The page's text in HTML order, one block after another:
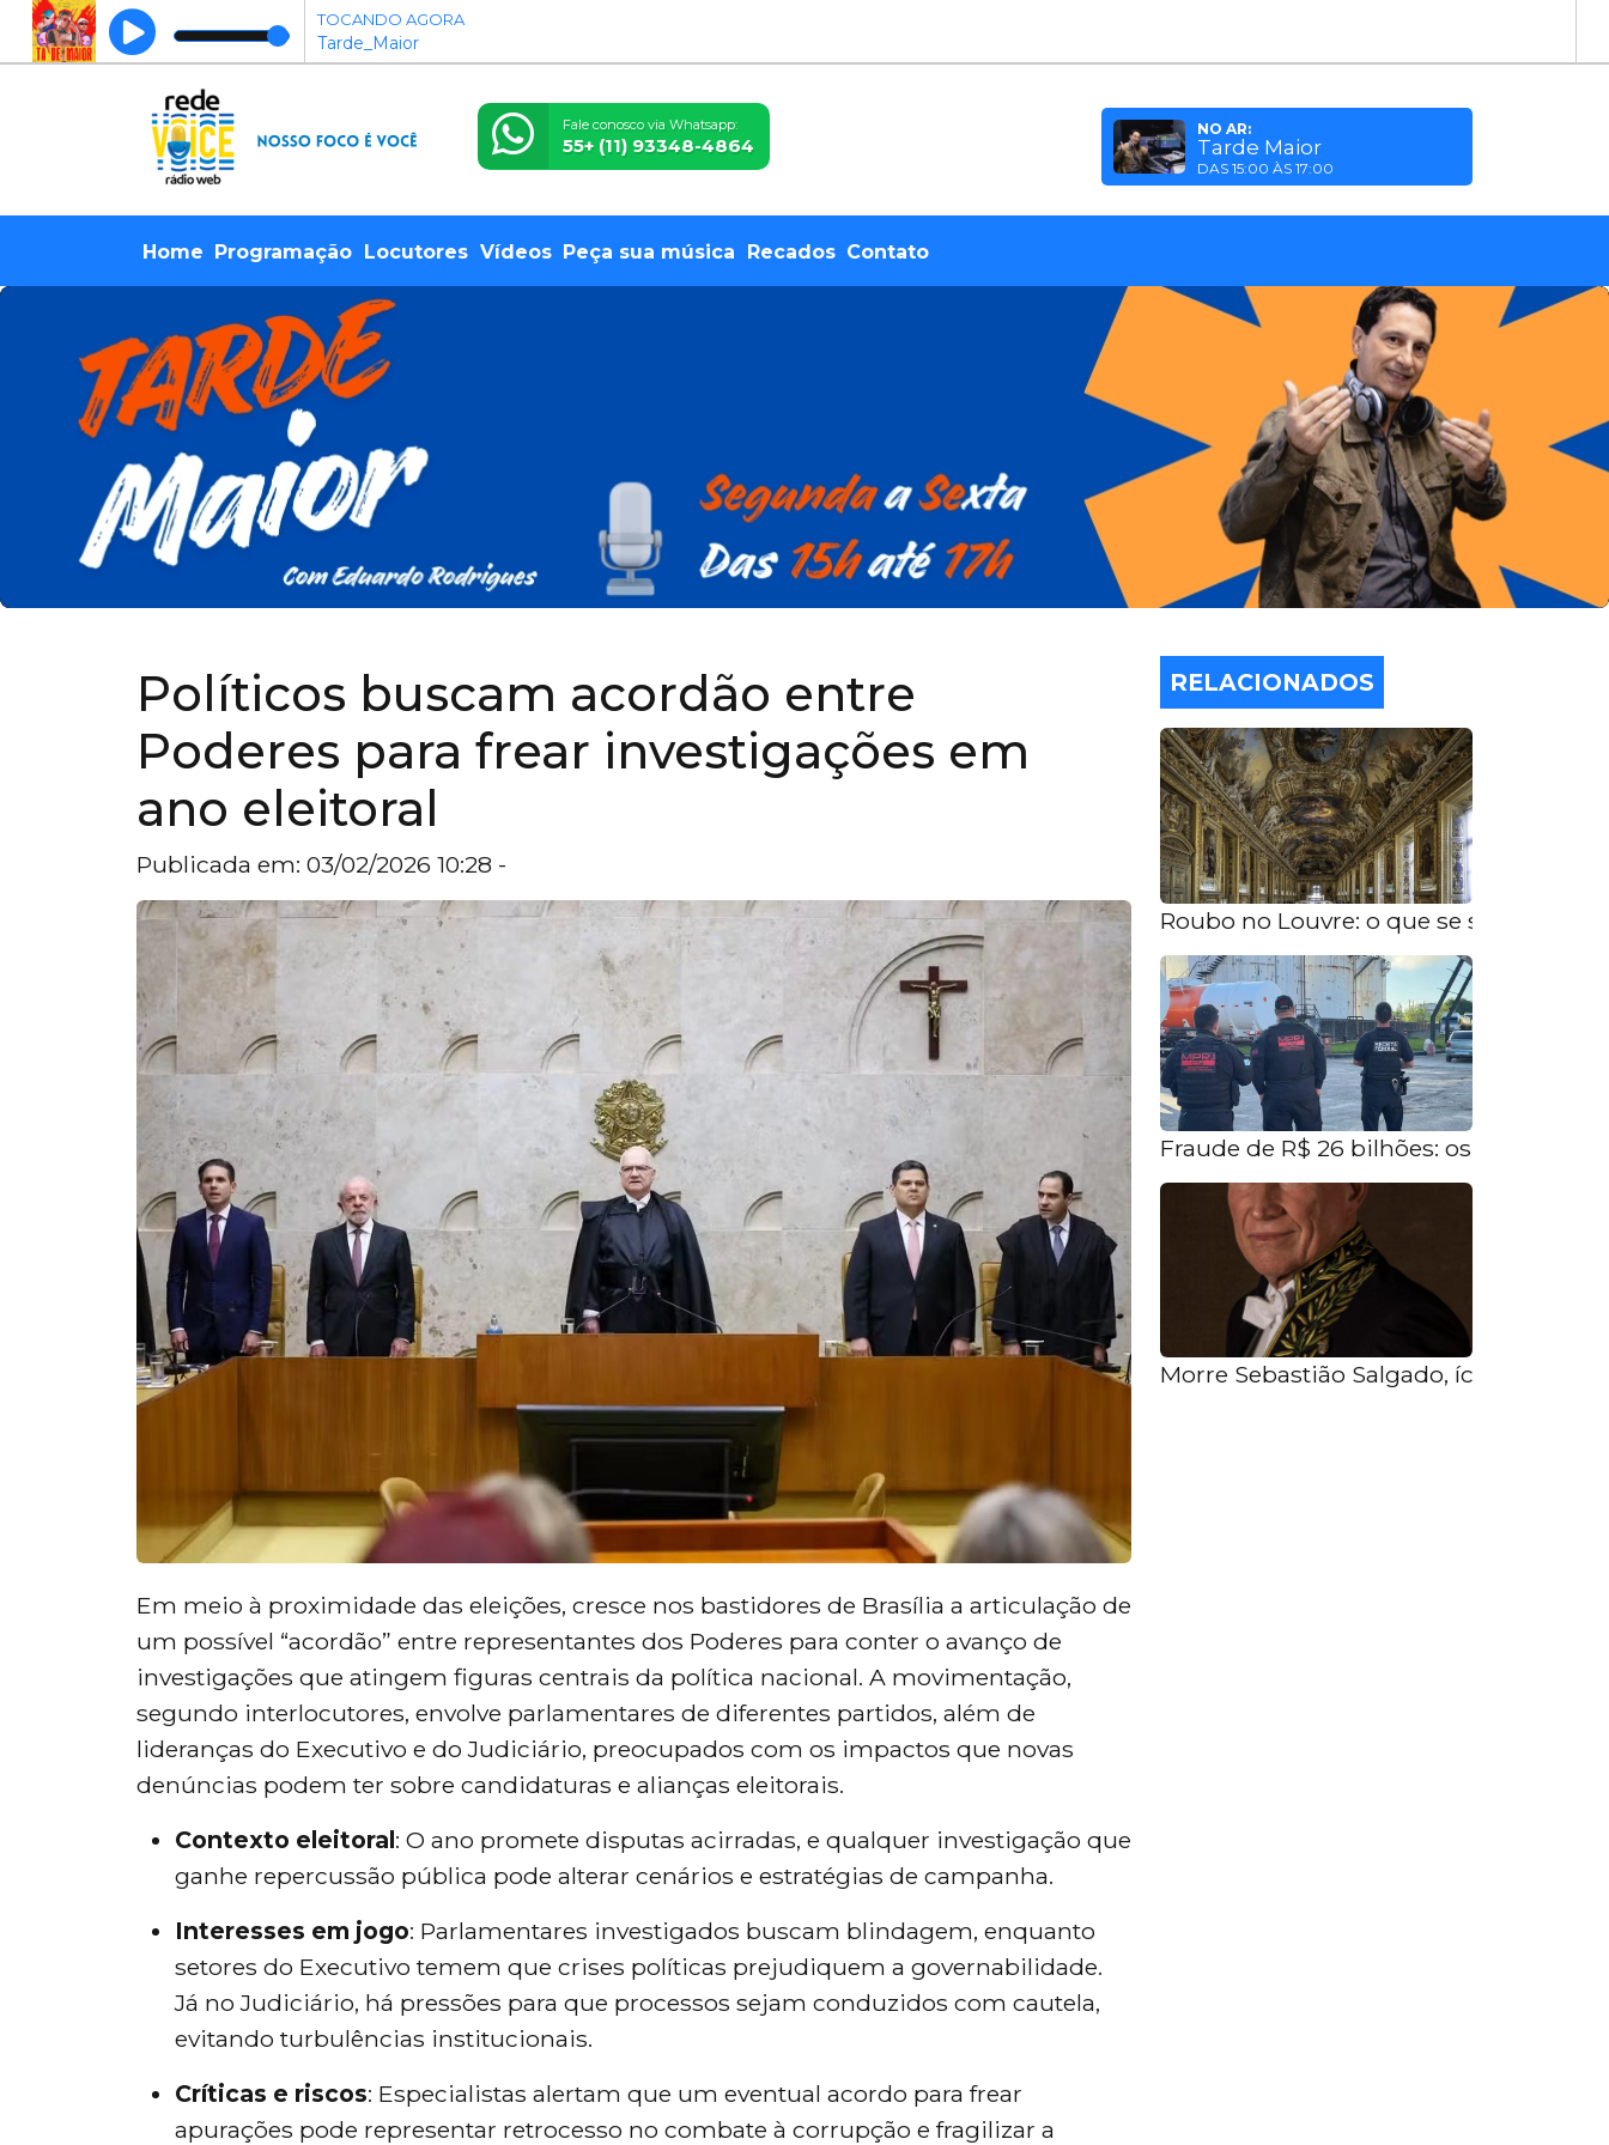
TOCANDO AGORA
Tarde_Maior
Fale conosco via Whatsapp:
55+ (11) 93348-4864
NO AR:
Tarde Maior
DAS 15:00 ÀS 17:00
Home Programação Locutores Vídeos Peça sua música Recados Contato
Políticos buscam acordão entre
Poderes para frear investigações em
ano eleitoral
Publicada em: 03/02/2026 10:28 -
Em meio à proximidade das eleições, cresce nos bastidores de Brasília a articulação de
um possível “acordão” entre representantes dos Poderes para conter o avanço de
investigações que atingem figuras centrais da política nacional. A movimentação,
segundo interlocutores, envolve parlamentares de diferentes partidos, além de
lideranças do Executivo e do Judiciário, preocupados com os impactos que novas
denúncias podem ter sobre candidaturas e alianças eleitorais.
Contexto eleitoral: O ano promete disputas acirradas, e qualquer investigação que
ganhe repercussão pública pode alterar cenários e estratégias de campanha.
Interesses em jogo: Parlamentares investigados buscam blindagem, enquanto
setores do Executivo temem que crises políticas prejudiquem a governabilidade.
Já no Judiciário, há pressões para que processos sejam conduzidos com cautela,
evitando turbulências institucionais.
Críticas e riscos: Especialistas alertam que um eventual acordo para frear
apurações pode representar retrocesso no combate à corrupção e fragilizar a
RELACIONADOS
Roubo no Louvre: o que se sabe
Fraude de R$ 26 bilhões: os bastidores
Morre Sebastião Salgado, ícone da